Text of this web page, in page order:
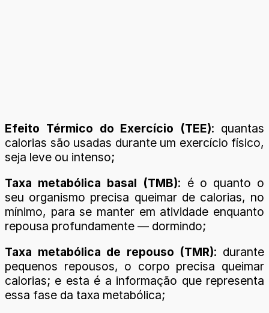
Efeito Térmico do Exercício (TEE): quantas
calorias são usadas durante um exercício físico,
seja leve ou intenso;
Taxa metabólica basal (TMB): é o quanto o
seu organismo precisa queimar de calorias, no
mínimo, para se manter em atividade enquanto
repousa profundamente — dormindo;
Taxa metabólica de repouso (TMR): durante
pequenos repousos, o corpo precisa queimar
calorias; e esta é a informação que representa
essa fase da taxa metabólica;